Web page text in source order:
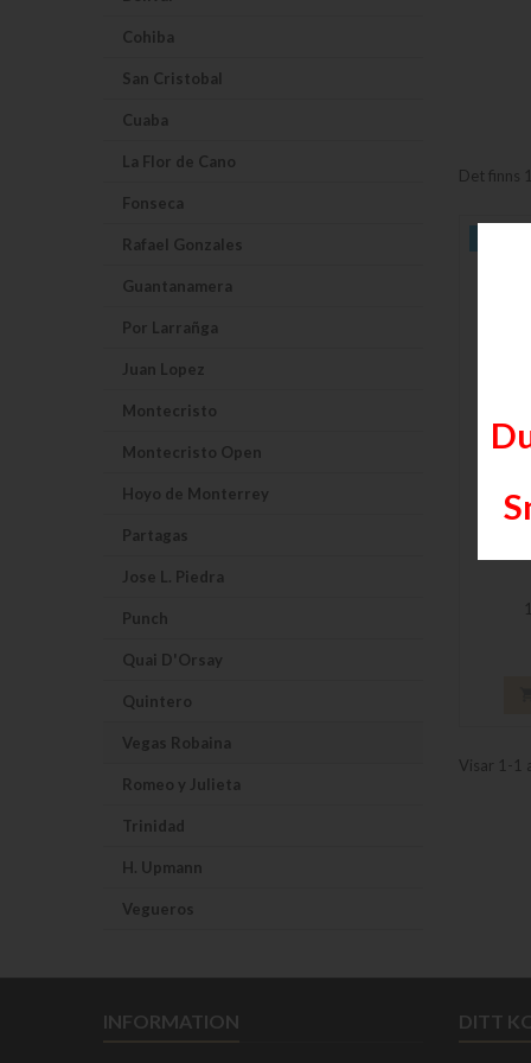
Cohiba
San Cristobal
Cuaba
La Flor de Cano
Fonseca
Rafael Gonzales
Guantanamera
Por Larrañga
Juan Lopez
Montecristo
Montecristo Open
Hoyo de Monterrey
Partagas
Jose L. Piedra
Punch
Quai D'Orsay
Quintero
Vegas Robaina
Romeo y Julieta
Trinidad
H. Upmann
Vegueros
Det finns
Visar 1-1
INFORMATION DITT